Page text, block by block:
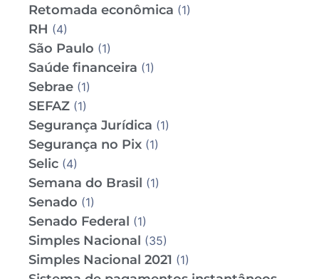
Retomada econômica (1)
RH (4)
São Paulo (1)
Saúde financeira (1)
Sebrae (1)
SEFAZ (1)
Segurança Jurídica (1)
Segurança no Pix (1)
Selic (4)
Semana do Brasil (1)
Senado (1)
Senado Federal (1)
Simples Nacional (35)
Simples Nacional 2021 (1)